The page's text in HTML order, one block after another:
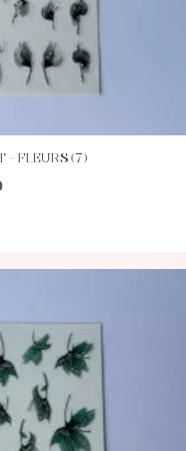
DÉTAILS
– FLEURS (7)